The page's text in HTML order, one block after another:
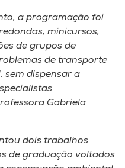
a programação foi
minicursos,
de grupos de
de transporte
sem dispensar a
Gabriela
dois trabalhos
de graduação voltados